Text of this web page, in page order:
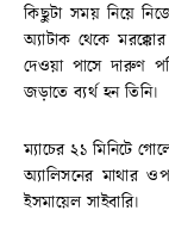
কিছুটা সময় নিয়ে
অ্যাটাক থেকে
দেওয়া পাসে দারুণ
জড়াতে ব্যর্থ হন তিনি।
ম্যাচের ২১ মিনিটে
অ্যালিসনের মাথার
ইসমায়েল সাইবারি।